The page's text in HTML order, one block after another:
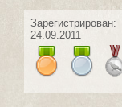
Зарегистрирован:
24.09.2011